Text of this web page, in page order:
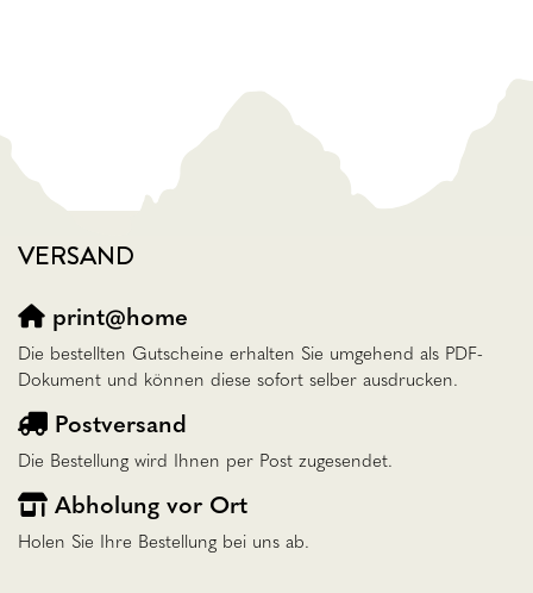
VERSAND
print@home
Die bestellten Gutscheine erhalten Sie umgehend als PDF-
Dokument und können diese sofort selber ausdrucken.
Postversand
Die Bestellung wird Ihnen per Post zugesendet.
Abholung vor Ort
Holen Sie Ihre Bestellung bei uns ab.